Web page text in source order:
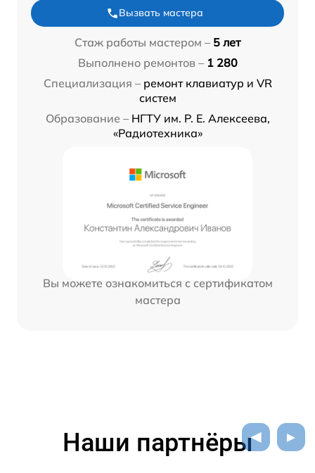
Вызвать мастера
Стаж работы мастером – 5 лет
Выполнено ремонтов – 1 280
Специализация – ремонт клавиатур и VR
систем
Образование – НГТУ им. Р. Е. Алексеева,
«Радиотехника»
Вы можете ознакомиться с сертификатом
мастера
Наши партнёры